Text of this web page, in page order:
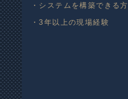
・システムを構築できる方
・3年以上の現場経験